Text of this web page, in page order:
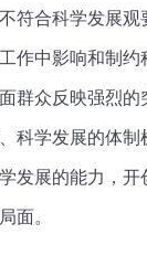
符合科学发展观
作中影响和制约
群众反映强烈的
科学发展的体制
发展的能力，开
面。